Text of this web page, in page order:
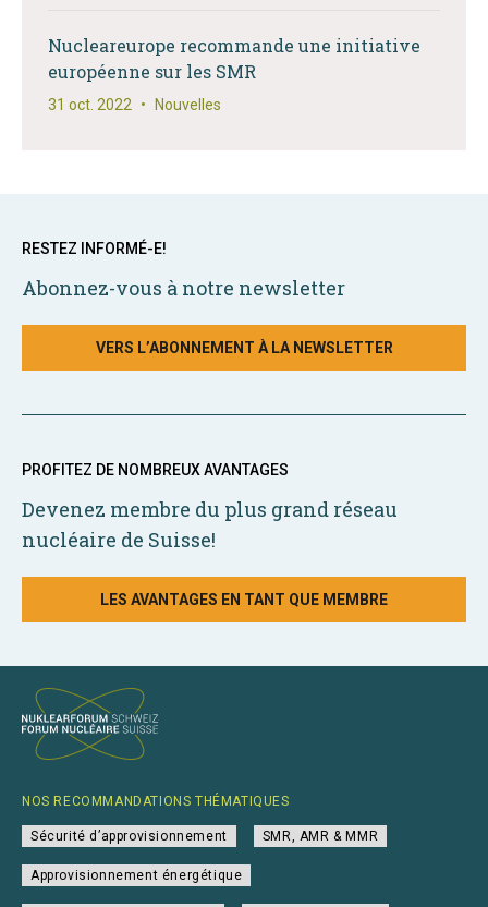
Nucleareurope recommande une initiative
européenne sur les SMR
31 oct. 2022 • Nouvelles
RESTEZ INFORMÉ-E!
Abonnez-vous à notre newsletter
VERS L’ABONNEMENT À LA NEWSLETTER
PROFITEZ DE NOMBREUX AVANTAGES
Devenez membre du plus grand réseau
nucléaire de Suisse!
LES AVANTAGES EN TANT QUE MEMBRE
NOS RECOMMANDATIONS THÉMATIQUES
Sécurité d’approvisionnement SMR, AMR & MMR
Approvisionnement énergétique